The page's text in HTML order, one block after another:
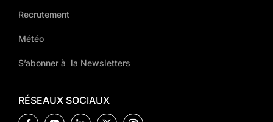
Recrutement
Météo
S’abonner à la Newsletters
RÉSEAUX SOCIAUX